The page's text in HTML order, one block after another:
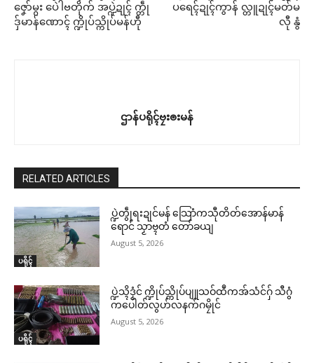
ဇၞော်မ္ဂး ပေဲါဗတိုက် အပ္ဍဲဍုၚ် က္တဵု
ဒှ်မာန်ဏောၚ် က္ဍိုပ်သ္ကိုပ်မန်ဟီု
ပရေၚ်ဍုၚ်ကွာန် လ္တူဍုၚ်မတ်မ
လီု နွံ
ဌာန်ပရိုၚ်ဗၠးၜးမန်
RELATED ARTICLES
ပရိုၚ်
ပ္ဍဲတွဵုရးဍုင်မန် သြောံကသီုတိတ်အောန်မာန်
ရောင် သၟာဗ္ၚတံ တော်ခယျ
August 5, 2026
ပရိုၚ်
ပ္ဍဲသ္ၚိဒၟံင် က္ဍိုပ်သ္ကိုပ်ပျူသဝ်ထဳကအ်သံင်ဂှ် သီဂွံ
ကပေါတ်လွဟ်လနက်ဂမၠိုင်
August 5, 2026